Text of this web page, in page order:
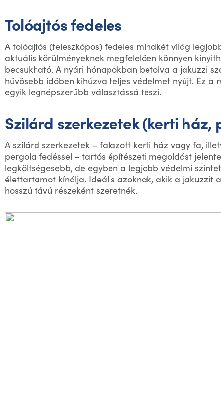
Tolóajtós fedeles
A tolóajtós (teleszkópos) fedeles mindkét világ
aktuális körülményeknek megfelelően könnyen
becsukható. A nyári hónapokban betolva a jakuzzi
hűvösebb időben kihúzva teljes védelmet nyújt. Ez a
egyik legnépszerűbb választássá teszi.
Szilárd szerkezetek (kerti ház,
A szilárd szerkezetek – falazott kerti ház vagy fa,
pergola fedéssel – tartós építészeti megoldást
legköltségesebb, de egyben a legjobb védelmi
élettartamot kínálja. Ideális azoknak, akik a jakuzzit
hosszú távú részeként szeretnék.